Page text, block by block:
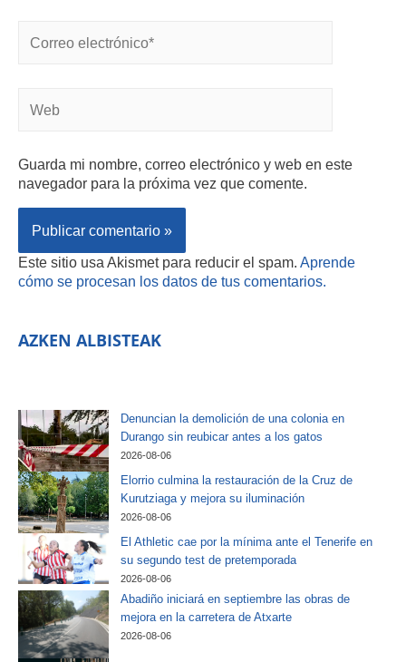
Guarda mi nombre, correo electrónico y web en este
navegador para la próxima vez que comente.
Este sitio usa Akismet para reducir el spam. Aprende
cómo se procesan los datos de tus comentarios.
AZKEN ALBISTEAK
Denuncian la demolición de una colonia en
Durango sin reubicar antes a los gatos
2026-08-06
Elorrio culmina la restauración de la Cruz de
Kurutziaga y mejora su iluminación
2026-08-06
El Athletic cae por la mínima ante el Tenerife en
su segundo test de pretemporada
2026-08-06
Abadiño iniciará en septiembre las obras de
mejora en la carretera de Atxarte
2026-08-06